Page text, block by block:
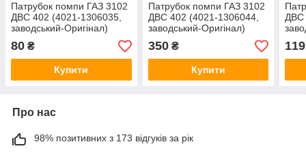
Патрубок помпи ГАЗ 3102
ДВС 402 (4021-1306035,
заводський-Оригінал)
80 ₴
Купити
Патрубок помпи ГАЗ 3102
ДВС 402 (4021-1306044,
заводський-Оригінал)
350₴
Купити
ДВС
119
Про нас
98% позитивних з 173 відгуків за рік